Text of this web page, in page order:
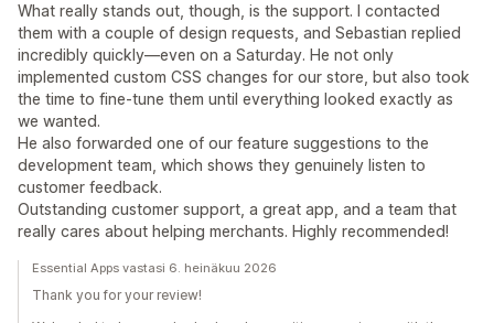
What really stands out, though, is the support. I contacted
them with a couple of design requests, and Sebastian replied
incredibly quickly—even on a Saturday. He not only
implemented custom CSS changes for our store, but also took
the time to fine-tune them until everything looked exactly as
we wanted.
He also forwarded one of our feature suggestions to the
development team, which shows they genuinely listen to
customer feedback.
Outstanding customer support, a great app, and a team that
really cares about helping merchants. Highly recommended!
Essential Apps vastasi 6. heinäkuu 2026
Thank you for your review!